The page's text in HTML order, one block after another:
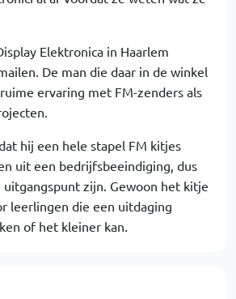
Elektronica in Haarlem
De man die daar in de winkel
ervaring met FM-zenders als
hij een hele stapel FM kitjes
uit een bedrijfsbeeindiging, dus
uitgangspunt zijn. Gewoon het kitje
leerlingen die een uitdaging
of het kleiner kan.